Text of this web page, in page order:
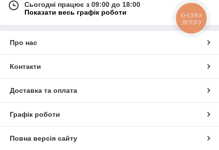
Сьогодні працює з 09:00 до 18:00
Показати весь графік роботи
Про нас
Контакти
Доставка та оплата
Графік роботи
Повна версія сайту
КНОПКА
ЗВ'ЯЗКУ